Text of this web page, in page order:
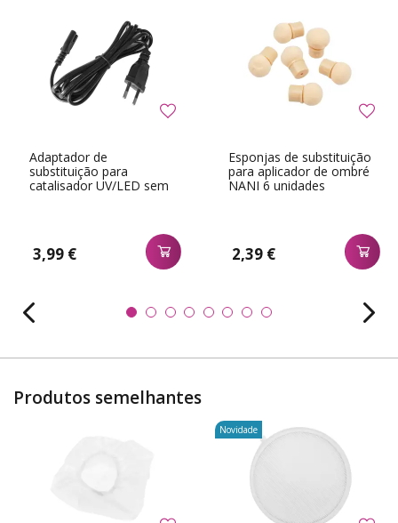
Adaptador de
substituição para
catalisador UV/LED sem
3,99 €
Esponjas de substituição
para aplicador de ombré
NANI 6 unidades
2,39 €
Produtos semelhantes
Novidade